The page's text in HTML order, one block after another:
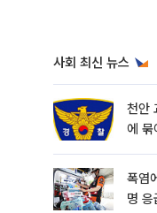
사회 최신 뉴스
천안
에 묶
폭염
명